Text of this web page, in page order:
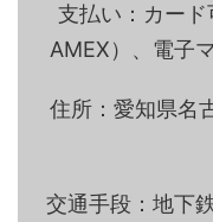
支払い：カード
AMEX）、電子
住所：愛知県名
交通手段：地下